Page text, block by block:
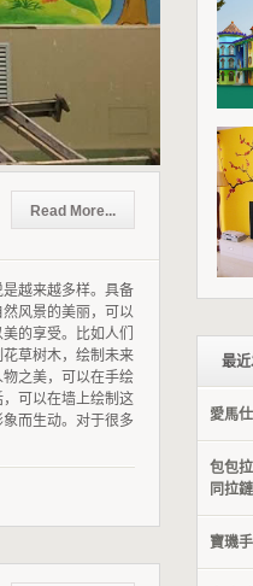
Read More...
越来越多样。具备
风景的美丽，可以
的享受。比如人们
草树木，绘制未来
之美，可以在手绘
可以在墙上绘制这
而生动。对于很多
最
愛馬
包包
同拉
寶璣